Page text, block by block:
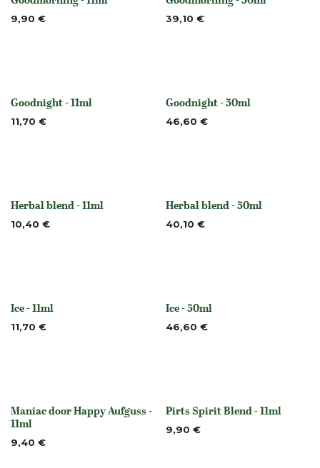
None
9,90 € None
39,10 €
None
Goodnight - 11ml
11,70 € None
Goodnight - 50ml
46,60 €
None
Herbal blend - 11ml
10,40 € None
Herbal blend - 50ml
40,10 €
None
Ice - 11ml
11,70 € None
Ice - 50ml
46,60 €
None
Maniac door Happy Aufguss -
11ml
9,40 € Niet op voorraad
Pirts Spirit Blend - 11ml
9,90 €